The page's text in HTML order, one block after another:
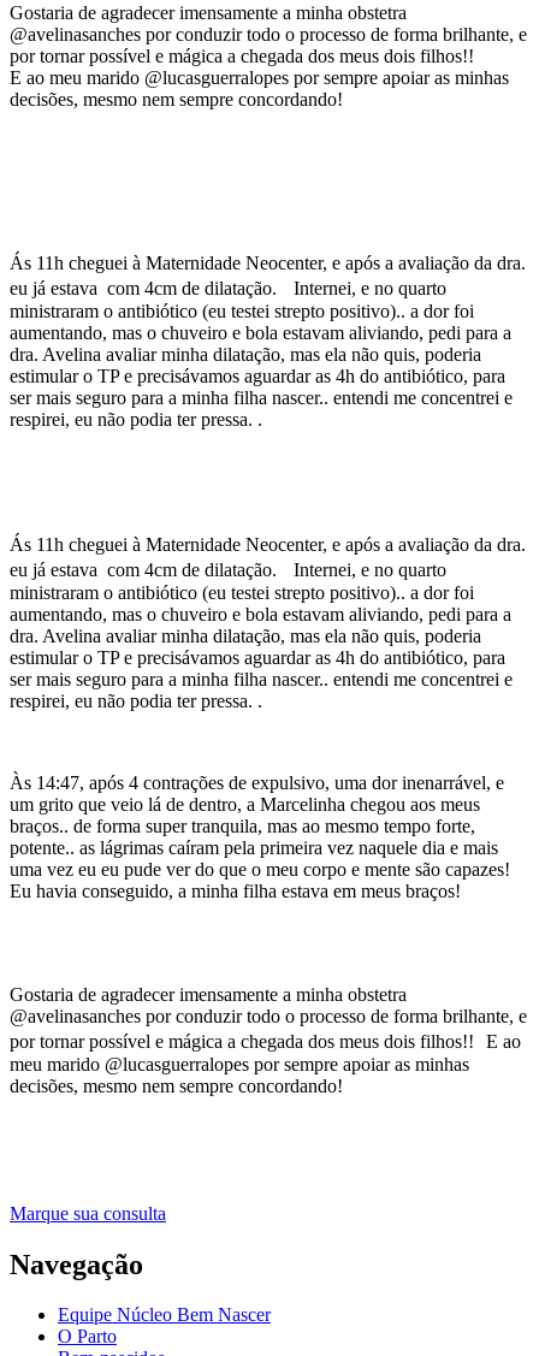
Gostaria de agradecer imensamente a minha obstetra
@avelinasanches por conduzir todo o processo de forma brilhante, e
por tornar possível e mágica a chegada dos meus dois filhos!!
E ao meu marido @lucasguerralopes por sempre apoiar as minhas
decisões, mesmo nem sempre concordando!
Ás 11h cheguei à Maternidade Neocenter, e após a avaliação da dra.
eu já estava com 4cm de dilatação. Internei, e no quarto
ministraram o antibiótico (eu testei strepto positivo).. a dor foi
aumentando, mas o chuveiro e bola estavam aliviando, pedi para a
dra. Avelina avaliar minha dilatação, mas ela não quis, poderia
estimular o TP e precisávamos aguardar as 4h do antibiótico, para
ser mais seguro para a minha filha nascer.. entendi me concentrei e
respirei, eu não podia ter pressa. .
Ás 11h cheguei à Maternidade Neocenter, e após a avaliação da dra.
eu já estava com 4cm de dilatação. Internei, e no quarto
ministraram o antibiótico (eu testei strepto positivo).. a dor foi
aumentando, mas o chuveiro e bola estavam aliviando, pedi para a
dra. Avelina avaliar minha dilatação, mas ela não quis, poderia
estimular o TP e precisávamos aguardar as 4h do antibiótico, para
ser mais seguro para a minha filha nascer.. entendi me concentrei e
respirei, eu não podia ter pressa. .
Às 14:47, após 4 contrações de expulsivo, uma dor inenarrável, e
um grito que veio lá de dentro, a Marcelinha chegou aos meus
braços.. de forma super tranquila, mas ao mesmo tempo forte,
potente.. as lágrimas caíram pela primeira vez naquele dia e mais
uma vez eu eu pude ver do que o meu corpo e mente são capazes!
Eu havia conseguido, a minha filha estava em meus braços!
Gostaria de agradecer imensamente a minha obstetra
@avelinasanches por conduzir todo o processo de forma brilhante, e
por tornar possível e mágica a chegada dos meus dois filhos!! E ao
meu marido @lucasguerralopes por sempre apoiar as minhas
decisões, mesmo nem sempre concordando!
Marque sua consulta
Navegação
Equipe Núcleo Bem Nascer
O Parto